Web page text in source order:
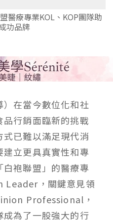
醫療專業KOL、KOP團隊助
功品牌
）在當今數位化和社
行銷面臨新的挑戰
已難以滿足現代消
立更具真實性和專
袍聯盟」的醫療專
Leader，關鍵意見領
Professional，
為了一股強大的行